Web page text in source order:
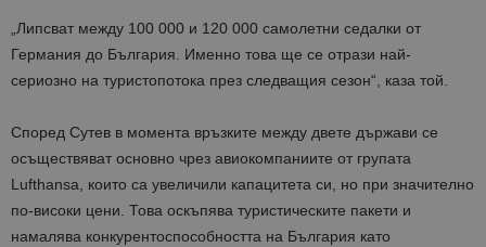
„Липсват между 100 000 и 120 000 самолетни седалки от
Германия до България. Именно това ще се отрази най-
сериозно на туристопотока през следващия сезон“, каза той.
Според Сутев в момента връзките между двете държави се
осъществяват основно чрез авиокомпаниите от групата
Lufthansa, които са увеличили капацитета си, но при значително
по-високи цени. Това оскъпява туристическите пакети и
намалява конкурентоспособността на България като